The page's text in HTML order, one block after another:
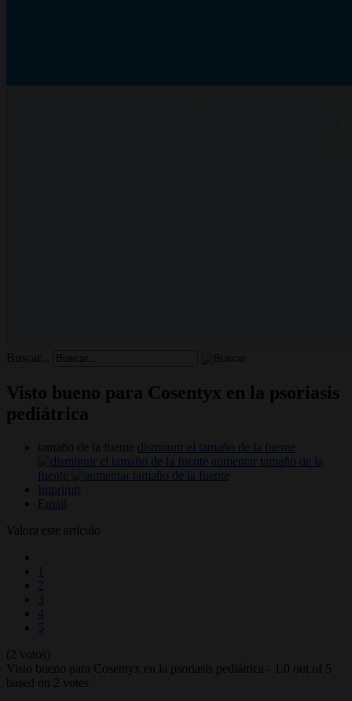
Buscar...
Visto bueno para Cosentyx en la psoriasis
pediátrica
tamaño de la fuente disminuir el tamaño de la fuente
aumentar tamaño de la
fuente
Imprimir
Email
Valora este artículo
1
2
3
4
5
(2 votos)
Visto bueno para Cosentyx en la psoriasis pediátrica - 1.0 out of 5
based on
2 votes